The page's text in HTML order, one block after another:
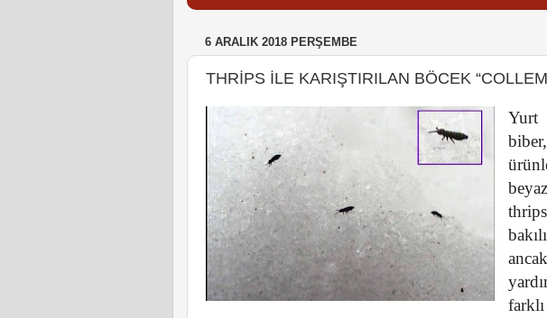
6 ARALIK 2018 PERŞEMBE
THRİPS İLE KARIŞTIRILAN BÖCEK
Yurt